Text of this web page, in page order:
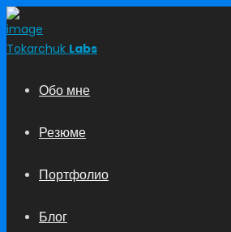
Tokarchuk Labs
Обо мне
Резюме
Портфолио
Блог